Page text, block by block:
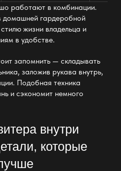
работают в комбинации.
домашней гардеробной
жизни владельца и
в удобстве.
запомнить — складывать
заложив рукава внутрь,
Подобная техника
и сэкономит немного
внутри
которые